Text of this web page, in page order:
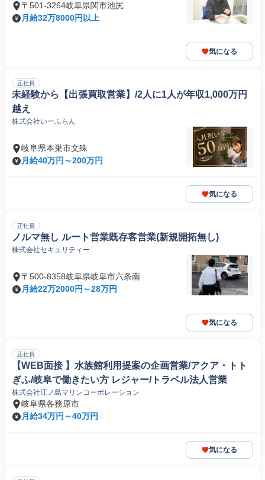
〒501-3264岐阜県関市池尻
月給32万8000円以上
気になる
正社員
未経験から【出張買取営業】/2人に1人が年収1,000万円
越え
株式会社いーふらん
岐阜県本巣市文殊
月給40万円～200万円
気になる
正社員
ノルマ無し ルート営業既存客営業(新規開拓無し)
株式会社セキュリティー
〒500-8358岐阜県岐阜市六条南
月給22万2000円～28万円
気になる
正社員
【WEB面接 】水族館利用提案の企画営業/アクア・トト
ぎふ/岐阜で働きたい方 レジャー/トラベル法人営業
株式会社江ノ島マリンコーポレーション
岐阜県各務原市
月給34万円～40万円
気になる